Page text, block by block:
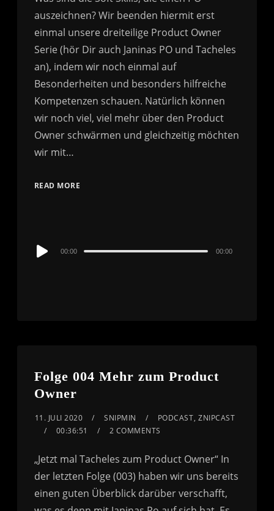
auszeichnen? Wir beenden hiermit erst
einmal unsere dreiteilige Product Owner
Serie (hör Dir auch Janinas PO und Tacheles
an), indem wir noch einmal auf
Besonderheiten und besonders hilfreiche
Kompetenzen schauen. Natürlich können
wir noch viel, viel mehr über den Product
Owner schwärmen und gleichzeitig möchten
wir mit…
READ MORE
Audio
00:00 00:00
Folge 004 Mehr zum Product
Owner
11. JULI 2020 SNIPMIN PODCAST,ZNIPCAST
00:36:51
2 COMMENTS
„Jetzt mal Tacheles zum Product Owner“ In
der letzten Folge (003) haben wir uns bereits
einen guten Überblick darüber verschafft,